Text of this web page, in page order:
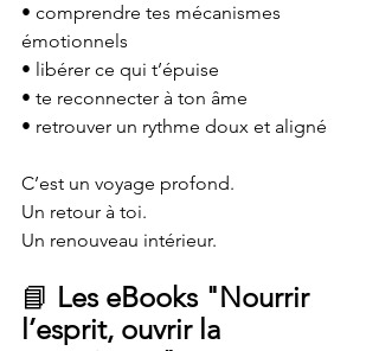
• comprendre tes mécanismes
émotionnels
• libérer ce qui t’épuise
• te reconnecter à ton âme
• retrouver un rythme doux et aligné
C’est un voyage profond.
Un retour à toi.
Un renouveau intérieur.
📘 Les eBooks "Nourrir
l’esprit, ouvrir la